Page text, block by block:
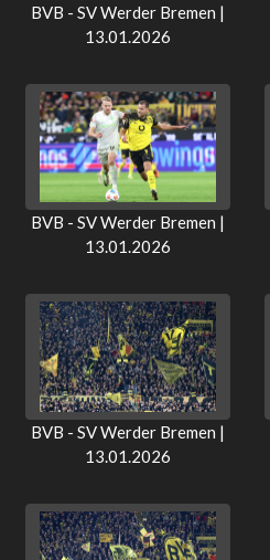
BVB - SV Werder Bremen |
13.01.2026
BVB - SV Werder Bremen |
13.01.2026
BVB - SV Werder Bremen |
13.01.2026